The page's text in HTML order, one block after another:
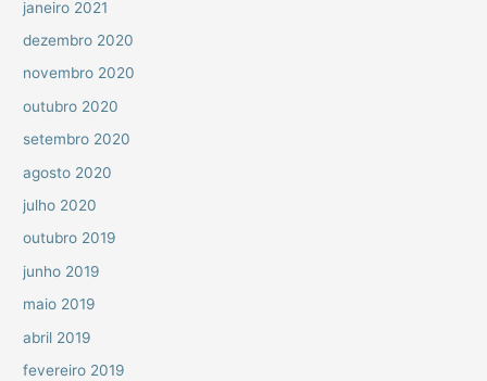
janeiro 2021
dezembro 2020
novembro 2020
outubro 2020
setembro 2020
agosto 2020
julho 2020
outubro 2019
junho 2019
maio 2019
abril 2019
fevereiro 2019